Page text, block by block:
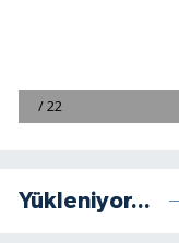
Yükleniyor...